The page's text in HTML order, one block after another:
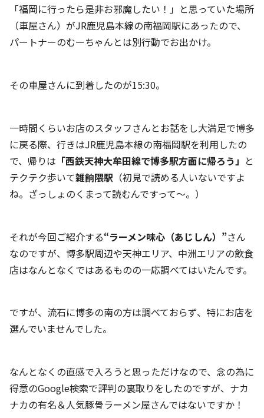
「福岡に行ったら是非お邪魔したい！」と思っていた場所
（車屋さん）がJR鹿児島本線の南福岡駅にあったので、
パートナーのむーちゃんとは別行動でお出かけ。
その車屋さんに到着したのが15:30。
一時間くらいお店のスタッフさんとお話をし大満足で博多
に戻る際、行きはJR鹿児島本線の南福岡駅を利用したの
で、帰りは 「西鉄天神大牟田線で博多駅方面に帰ろう」 と
テクテク歩いて雑餉隈駅 （初見で読める人いないですよ
ね。ざっしょのくまって読むんですって～。）
それが今回ご紹介する“ラーメン味心（あじしん）”さん
なのですが、博多駅周辺や天神エリア、中洲エリアの飲食
店はなんとなくではあるものの一応調べてはいたんです。
ですが、流石に博多の南の方は調べておらず、特にお店を
選んでいませんでした。
なんとなくの直感で入ろうと思っただけなので、念の為に
得意のGoogle検索で評判の裏取りをしたのですが、ナカ
ナカの有名＆人気豚骨ラーメン屋さんではないですか！